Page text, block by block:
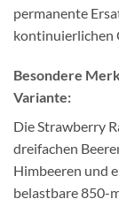
permanente
kontinuierlichen
Besondere
Variante:
Die Strawberry
dreifachen
Himbeeren und
belastbare 850-